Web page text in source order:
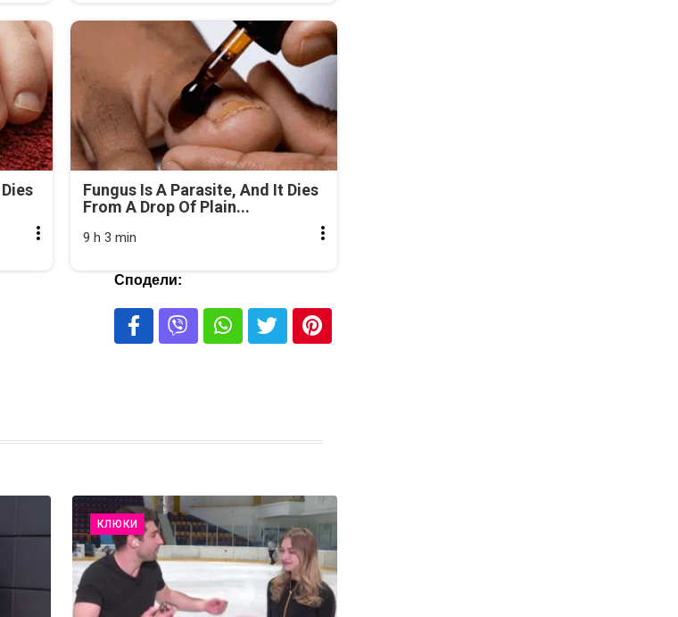
Fungus Is A Parasite, And It Dies
From A Drop Of Plain...
9 h 3 min
Сподели:
КЛЮКИ